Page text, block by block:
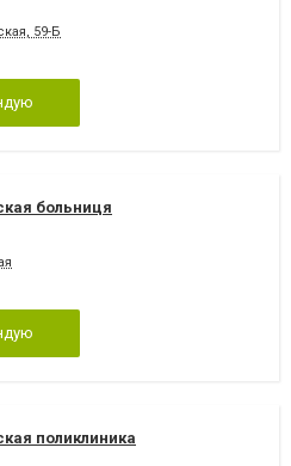
59-Б
больниця
поликлиника